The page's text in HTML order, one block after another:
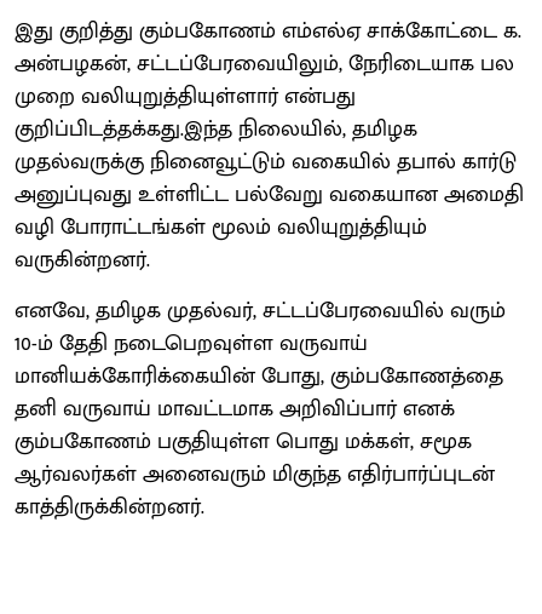
இது குறித்து கும்பகோணம் எம்எல்ஏ சாக்கோட்டை க.
அன்பழகன், சட்டப்பேரவையிலும், நேரிடையாக பல
முறை வலியுறுத்தியுள்ளார் என்பது
குறிப்பிடத்தக்கது.இந்த நிலையில், தமிழக
முதல்வருக்கு நினைவூட்டும் வகையில் தபால் கார்டு
அனுப்புவது உள்ளிட்ட பல்வேறு வகையான அமைதி
வழி போராட்டங்கள் மூலம் வலியுறுத்தியும்
வருகின்றனர்.
எனவே, தமிழக முதல்வர், சட்டப்பேரவையில் வரும்
10-ம் தேதி நடைபெறவுள்ள வருவாய்
மானியக்கோரிக்கையின் போது, கும்பகோணத்தை
தனி வருவாய் மாவட்டமாக அறிவிப்பார் எனக்
கும்பகோணம் பகுதியுள்ள பொது மக்கள், சமூக
ஆர்வலர்கள் அனைவரும் மிகுந்த எதிர்பார்ப்புடன்
காத்திருக்கின்றனர்.